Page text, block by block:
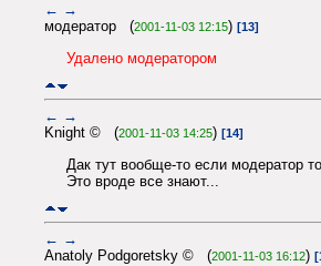
← →
модератор (2001-11-03 12:15) [13]
Удалено модератором
← →
Knight © (2001-11-03 14:25) [14]
Дак тут вообще-то если модератор
Это вроде все знают...
← →
Anatoly Podgoretsky © (2001-11-03 16:12)